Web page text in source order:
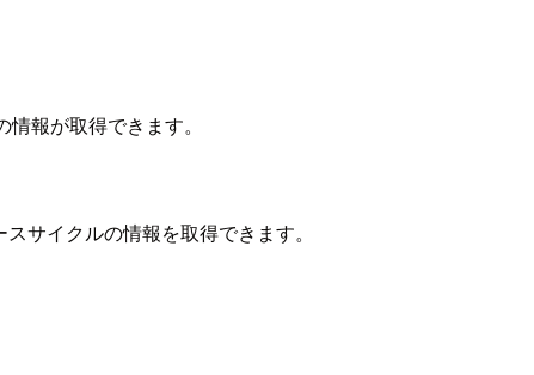
報が取得できます。
サイクルの情報を取得できます。